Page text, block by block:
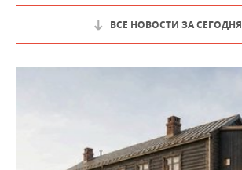
ВСЕ НОВОСТИ ЗА СЕГОДНЯ